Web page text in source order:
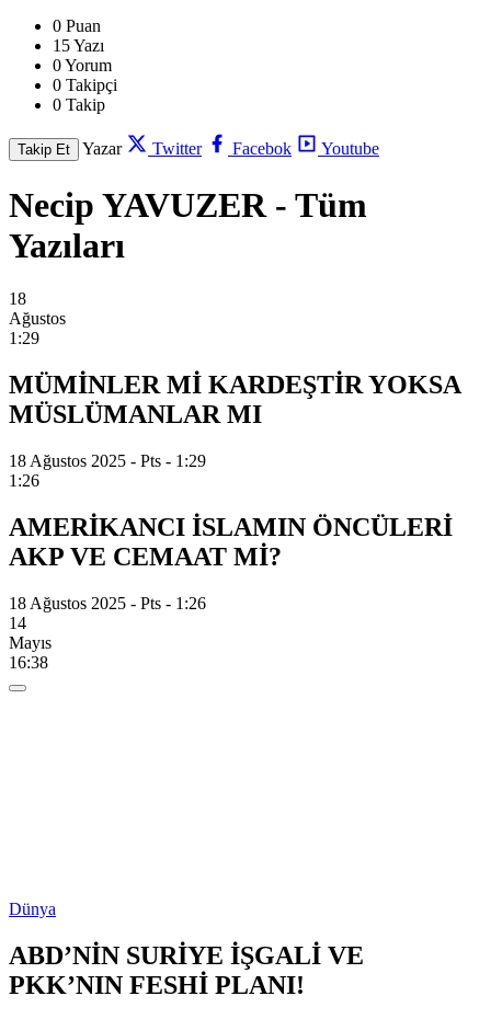
0 Puan
15 Yazı
0 Yorum
0 Takipçi
0 Takip
Takip Et Yazar Twitter Facebok Youtube
Necip YAVUZER - Tüm
Yazıları
18
Ağustos
1:29
MÜMİNLER Mİ KARDEŞTİR YOKSA
MÜSLÜMANLAR MI
18 Ağustos 2025 - Pts - 1:29
1:26
AMERİKANCI İSLAMIN ÖNCÜLERİ
AKP VE CEMAAT Mİ?
18 Ağustos 2025 - Pts - 1:26
14
Mayıs
16:38
Dünya
ABD’NİN SURİYE İŞGALİ VE
PKK’NIN FESHİ PLANI!